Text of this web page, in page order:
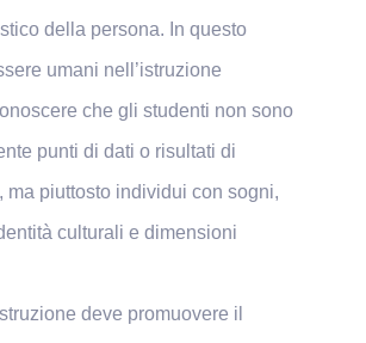
della persona. In questo
umani nell’istruzione
che gli studenti non sono
punti di dati o risultati di
ma piuttosto individui con sogni,
culturali e dimensioni
deve promuovere il